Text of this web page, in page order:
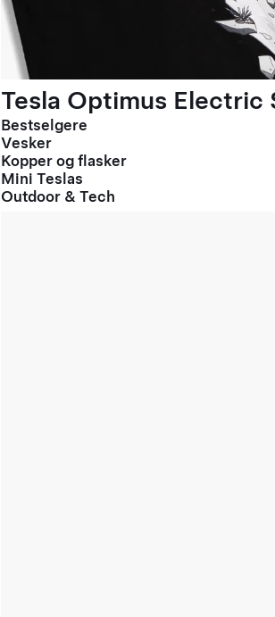
Tesla Optimus
Bestselgere
Vesker
Kopper og flasker
Mini Teslas
Outdoor & Tech